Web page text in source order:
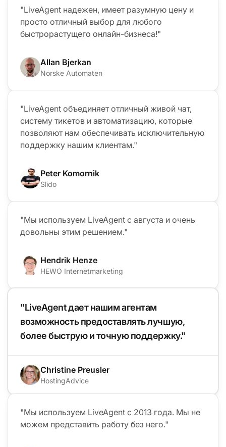
"LiveAgent надежен, имеет разумную цену и
просто отличный выбор для любого
быстрорастущего онлайн-бизнеса!"
Allan Bjerkan
Norske Automaten
"LiveAgent объединяет отличный живой чат,
систему тикетов и автоматизацию, которые
позволяют нам обеспечивать исключительную
поддержку нашим клиентам."
Peter Komornik
Slido
"Мы используем LiveAgent с августа и очень
довольны этим решением."
Hendrik Henze
HEWO Internetmarketing
"LiveAgent дает нашим агентам
возможность предоставлять лучшую,
более быструю и точную поддержку."
Christine Preusler
HostingAdvice
"Мы используем LiveAgent с 2013 года. Мы не
можем представить работу без него."